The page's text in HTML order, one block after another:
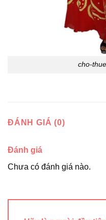
cho-
ĐÁNH GIÁ (0)
Đánh giá
Chưa có đánh giá nào.